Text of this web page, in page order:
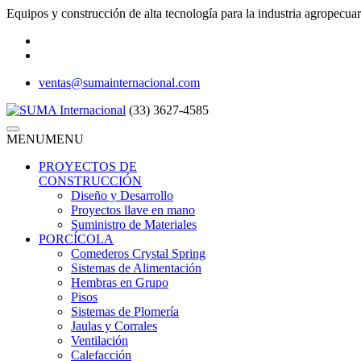
Equipos y construcción de alta tecnología para la industria
ventas@sumainternacional.com
(33) 3627-4585
MENUMENU
PROYECTOS DE
CONSTRUCCIÓN
Diseño y Desarrollo
Proyectos llave en mano
Suministro de Materiales
PORCÍCOLA
Comederos Crystal Spring
Sistemas de Alimentación
Hembras en Grupo
Pisos
Sistemas de Plomería
Jaulas y Corrales
Ventilación
Calefacción